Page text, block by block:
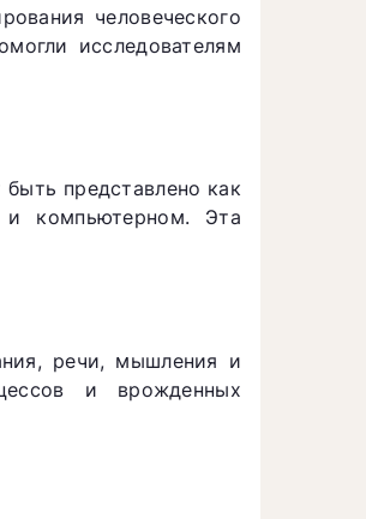
человеческого
исследователям
представлено как
и компьютерном. Эта
речи, мышления и
и врожденных